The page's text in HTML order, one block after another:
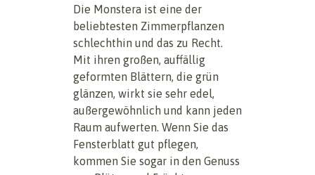
Die Monstera ist eine der
beliebtesten Zimmerpflanzen
schlechthin und das zu Recht.
Mit ihren großen, auffällig
geformten Blättern, die grün
glänzen, wirkt sie sehr edel,
außergewöhnlich und kann jeden
Raum aufwerten. Wenn Sie das
Fensterblatt gut pflegen,
kommen Sie sogar in den Genuss